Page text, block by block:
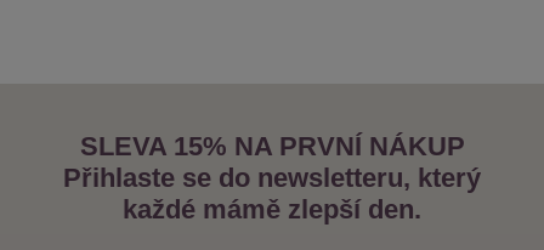
SLEVA 15% NA PRVNÍ NÁKUP
Přihlaste se do newsletteru, který
každé mámě zlepší den.